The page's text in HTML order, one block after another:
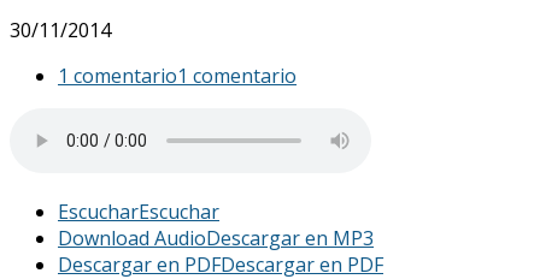
30/11/2014
1 comentario1 comentario
EscucharEscuchar
Download AudioDescargar en MP3
Descargar en PDFDescargar en PDF